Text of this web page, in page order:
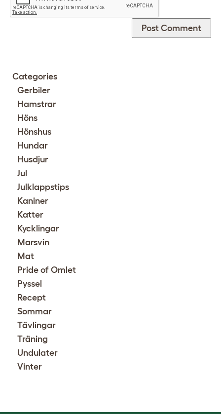
Categories
Gerbiler
Hamstrar
Höns
Hönshus
Hundar
Husdjur
Jul
Julklappstips
Kaniner
Katter
Kycklingar
Marsvin
Mat
Pride of Omlet
Pyssel
Recept
Sommar
Tävlingar
Träning
Undulater
Vinter